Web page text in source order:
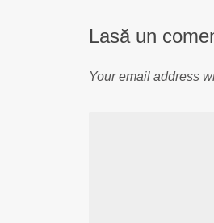
Lasă un
Your email address